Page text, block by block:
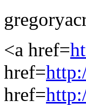
<a href=
href=
href=